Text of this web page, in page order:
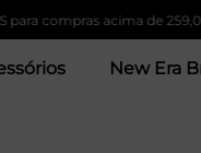
acima de 259,00 |
New Era